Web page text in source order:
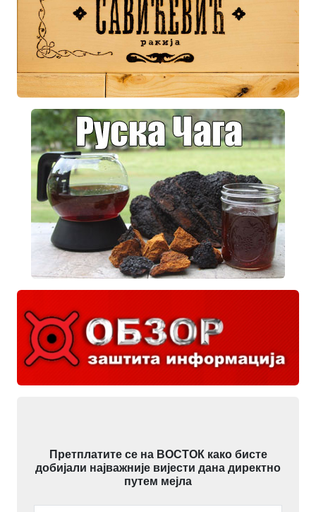
Претплатите се на ВОСТОК како бисте
добијали најважније вијести дана директно
путем мејла